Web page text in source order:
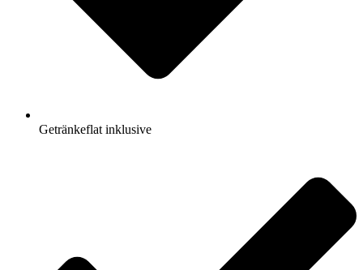
Getränkeflat inklusive